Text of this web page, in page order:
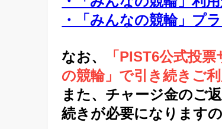
・「みんなの競輪」プ
なお、
「PIST6公式投
の競輪」で引き続きご
また、チャージ金のご
続きが必要になります